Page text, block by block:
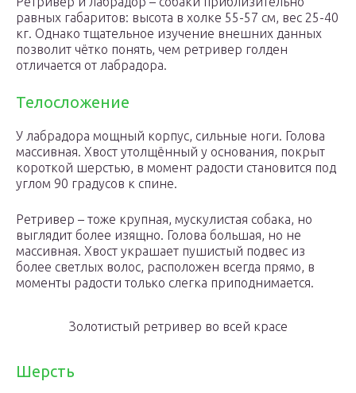
равных габаритов: высота в холке 55-57 см, вес 25-40
кг. Однако тщательное изучение внешних данных
позволит чётко понять, чем ретривер голден
отличается от лабрадора.
Телосложение
У лабрадора мощный корпус, сильные ноги. Голова
массивная. Хвост утолщённый у основания, покрыт
короткой шерстью, в момент радости становится под
углом 90 градусов к спине.
Ретривер – тоже крупная, мускулистая собака, но
выглядит более изящно. Голова большая, но не
массивная. Хвост украшает пушистый подвес из
более светлых волос, расположен всегда прямо, в
моменты радости только слегка приподнимается.
Золотистый ретривер во всей красе
Шерсть